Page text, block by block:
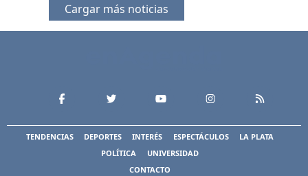
Cargar más noticias
TENDENCIAS DEPORTES INTERÉS ESPECTÁCULOS
LA PLATA
POLÍTICA
UNIVERSIDAD
CONTACTO